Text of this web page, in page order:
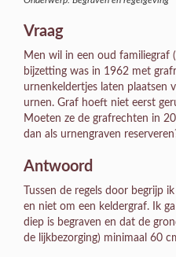
Vraag
Men wil in een oud familiegraf
bijzetting was in 1962 met
urnenkeldertjes laten plaatsen
urnen. Graf hoeft niet eerst
Moeten ze de grafrechten in
dan als urnengraven
Antwoord
Tussen de regels door begrijp
en niet om een keldergraf. Ik
diep is begraven en dat de
de lijkbezorging) minimaal 60